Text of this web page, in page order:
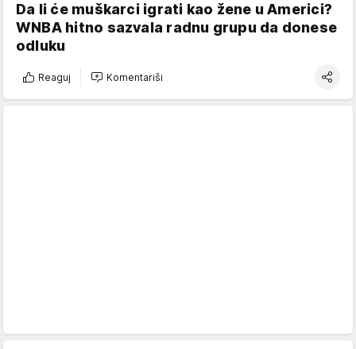
Da li će muškarci igrati kao žene u Americi?
WNBA hitno sazvala radnu grupu da donese
odluku
Reaguj Komentariši